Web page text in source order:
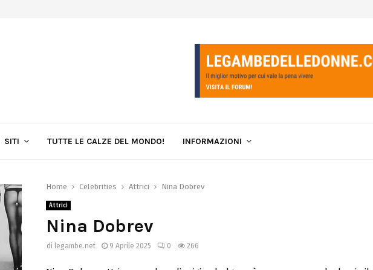
SITI TUTTE LE CALZE DEL MONDO! INFORMAZIONI
Home Celebrities Attrici Nina Dobrev
Attrici
Nina Dobrev
di legambe.net 9 Aprile 2025 0 266